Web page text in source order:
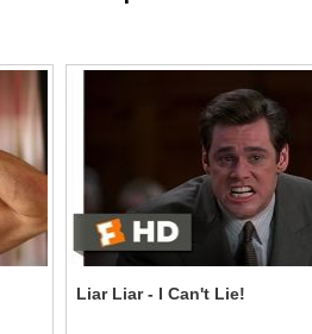
Liar Liar - I Can't Lie!